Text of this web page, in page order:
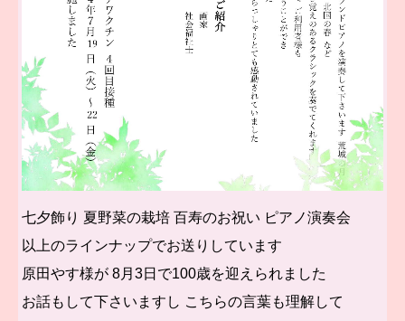
七夕飾り 夏野菜の栽培 百寿のお祝い ピアノ演奏会
以上のラインナップでお送りしています
原田やす様が 8月3日で100歳を迎えられました
お話もして下さいますし こちらの言葉も理解して